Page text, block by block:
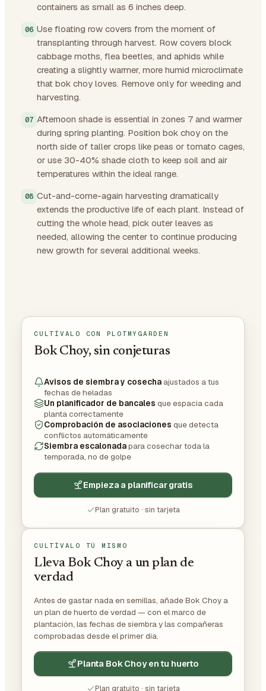
containers as small as 6 inches deep.
Use floating row covers from the moment of
transplanting through harvest. Row covers block
cabbage moths, flea beetles, and aphids while
creating a slightly warmer, more humid microclimate
that bok choy loves. Remove only for weeding and
harvesting.
Afternoon shade is essential in zones 7 and warmer
during spring planting. Position bok choy on the
north side of taller crops like peas or tomato cages,
or use 30-40% shade cloth to keep soil and air
temperatures within the ideal range.
Cut-and-come-again harvesting dramatically
extends the productive life of each plant. Instead of
cutting the whole head, pick outer leaves as
needed, allowing the center to continue producing
new growth for several additional weeks.
CULTÍVALO CON PLOTMYGARDEN
Bok Choy, sin conjeturas
Avisos de siembra y cosecha ajustados a tus
fechas de heladas
Un planificador de bancales que espacia cada
planta correctamente
Comprobación de asociaciones que detecta
conflictos automáticamente
Siembra escalonadapara cosechar toda la
temporada, no de golpe
Empieza a planificar gratis
Plan gratuito · sin tarjeta
CULTÍVALO TÚ MISMO
Lleva Bok Choy a un plan de
verdad
Antes de gastar nada en semillas, añade Bok Choy a
un plan de huerto de verdad — con el marco de
plantación, las fechas de siembra y las compañeras
comprobadas desde el primer día.
Planta Bok Choy en tu huerto
Plan gratuito · sin tarjeta